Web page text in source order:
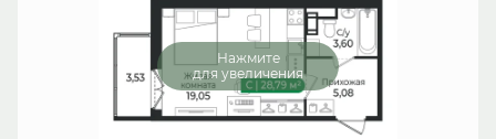
Нажмите
для увеличения